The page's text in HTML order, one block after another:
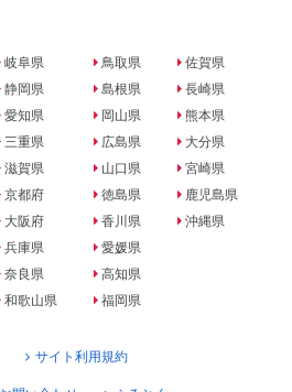
岐阜県
静岡県
愛知県
三重県
滋賀県
京都府
大阪府
兵庫県
奈良県
和歌山県
鳥取県
島根県
岡山県
広島県
山口県
徳島県
香川県
愛媛県
高知県
福岡県
佐賀県
長崎県
熊本県
大分県
宮崎県
鹿児島県
沖縄県
サイト利用規約